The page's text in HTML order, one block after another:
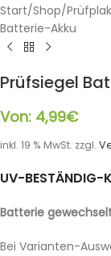
Start/Shop/
Batterie-Akku
Prüfsiegel
Von: 4,99€
inkl. 19 % MwSt. zzgl.
UV-BESTÄNDIG-
Batterie
Bei Varianten-